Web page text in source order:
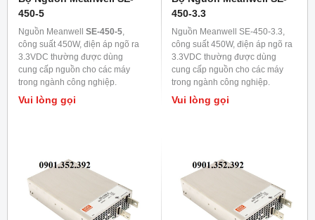
450-5
Nguồn Meanwell SE-450-5,
công suất 450W, điện áp ngõ ra
3.3VDC thường được dùng
cung cấp nguồn cho các máy
trong ngành công nghiệp.
Vui lòng gọi
450-3.3
Nguồn Meanwell SE-450-3.3,
công suất 450W, điện áp ngõ ra
3.3VDC thường được dùng
cung cấp nguồn cho các máy
trong ngành công nghiệp.
Vui lòng gọi